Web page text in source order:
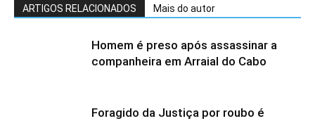
ARTIGOS RELACIONADOS Mais do autor
Homem é preso após assassinar a
companheira em Arraial do Cabo
Foragido da Justiça por roubo é